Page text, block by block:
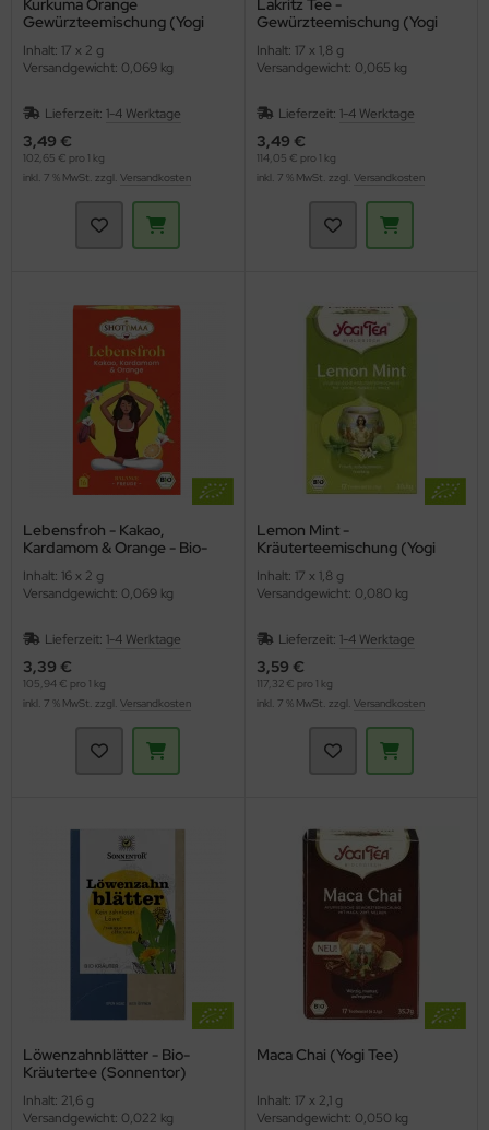
Kurkuma Orange
Gewürzteemischung (Yogi
Inhalt: 17 x 2 g
Versandgewicht: 0,069 kg
Lieferzeit: 1-4 Werktage
3,49 €
102,65 € pro 1 kg
inkl. 7 % MwSt. zzgl. Versandkosten
Lakritz Tee -
Gewürzteemischung (Yogi
Inhalt: 17 x 1,8 g
Versandgewicht: 0,065 kg
Lieferzeit: 1-4 Werktage
3,49 €
114,05 € pro 1 kg
inkl. 7 % MwSt. zzgl. Versandkosten
Lebensfroh - Kakao,
Kardamom & Orange - Bio-
Inhalt: 16 x 2 g
Versandgewicht: 0,069 kg
Lieferzeit: 1-4 Werktage
3,39 €
105,94 € pro 1 kg
inkl. 7 % MwSt. zzgl. Versandkosten
Lemon Mint -
Kräuterteemischung (Yogi
Inhalt: 17 x 1,8 g
Versandgewicht: 0,080 kg
Lieferzeit: 1-4 Werktage
3,59 €
117,32 € pro 1 kg
inkl. 7 % MwSt. zzgl. Versandkosten
Löwenzahnblätter - Bio-
Kräutertee (Sonnentor)
Inhalt: 21,6 g
Versandgewicht: 0,022 kg
Maca Chai (Yogi Tee)
Inhalt: 17 x 2,1 g
Versandgewicht: 0,050 kg